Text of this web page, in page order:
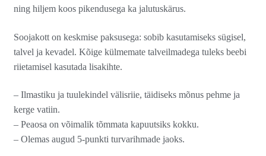
ning hiljem koos pikendusega ka jalutuskärus.
Soojakott on keskmise paksusega: sobib kasutamiseks sügisel,
talvel ja kevadel. Kõige külmemate talveilmadega tuleks beebi
riietamisel kasutada lisakihte.
– Ilmastiku ja tuulekindel välisriie, täidiseks mõnus pehme ja
kerge vatiin.
– Peaosa on võimalik tõmmata kapuutsiks kokku.
– Olemas augud 5-punkti turvarihmade jaoks.